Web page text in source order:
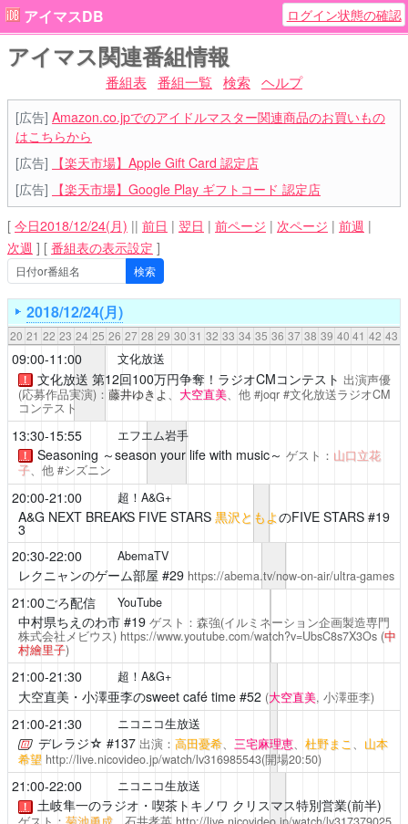
アイマスDB ログイン状態の確認
アイマス関連番組情報
番組表 番組一覧 検索 ヘルプ
[広告] Amazon.co.jpでのアイドルマスター関連商品のお買いもの
はこちらから
[広告]
【楽天市場】Apple Gift Card 認定店
[広告]
【楽天市場】Google Play ギフトコード 認定店
[ 今日2018/12/24(月) || 前日 | 翌日 | 前ページ | 次ページ | 前週 |
次週 ] [ 番組表の表示設定 ]
2018/12/24(月)
20 21 22 23 24 25 26 27 28 29 30 31 32 33 34 35 36 37 38 39 40 41 42 43
09:00-11:00 文化放送
！ 文化放送 第12回100万円争奪！ラジオCMコンテスト 出演声優
(応募作品実演)： 藤井ゆきよ、 大空直美、他 #joqr #文化放送ラジオCM
コンテスト
13:30-15:55 エフエム岩手
！ Seasoning ～season your life with music～ ゲスト： 山口立花
子、他 #シズニン
20:00-21:00 超！A&G+
A&G NEXT BREAKS FIVE STARS 黒沢ともよのFIVE STARS #19
3
20:30-22:00
AbemaTV
レクニャンのゲーム部屋 #29 https://abema.tv/now-on-air/ultra-games
21:00ごろ配信 YouTube
中村県ちえのわ市#19 ゲスト：森強(イルミネーション企画製造専門
株式会社メビウス) https://www.youtube.com/watch?v=UbsC8s7X3Os (中
村繪里子)
21:00-21:30 超！A&G+
大空直美・小澤亜李のsweet café time#52 (大空直美, 小澤亜李)
21:00-21:30 ニコニコ生放送
デレラジ☆ #137 出演： 高田憂希、 三宅麻理恵、 杜野まこ、 山本
希望 http://live.nicovideo.jp/watch/lv316985543(開場20:50)
21:00-22:00 ニコニコ生放送
！ 土岐隼一のラジオ・喫茶トキノワ クリスマス特別営業(前半)